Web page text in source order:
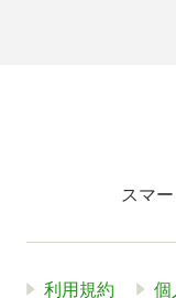
スマ
利用規約 個